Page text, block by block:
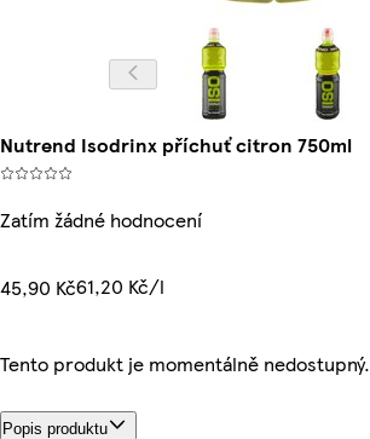
Nutrend Isodrinx příchuť citron 750ml
Zatím žádné hodnocení
45,90 Kč61,20 Kč/l
Tento produkt je momentálně nedostupný.
Popis produktu